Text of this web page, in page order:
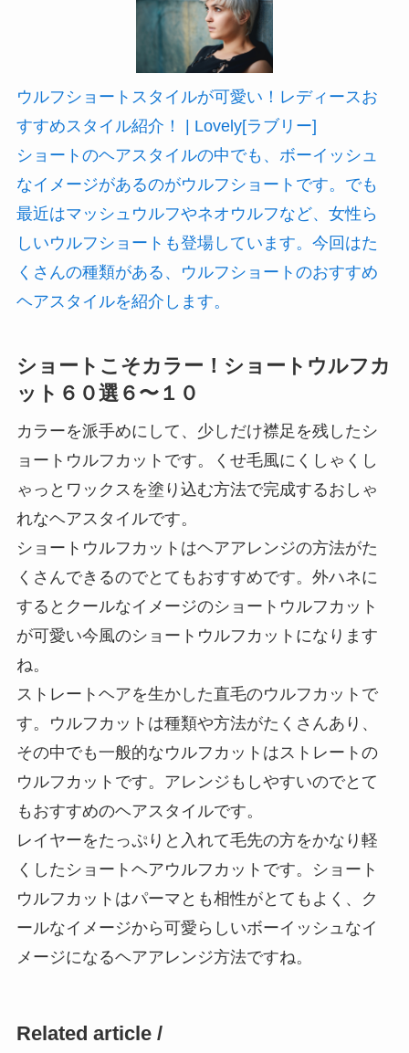
ウルフショートスタイルが可愛い！レディースお
すすめスタイル紹介！ | Lovely[ラブリー]
ショートのヘアスタイルの中でも、ボーイッシュ
なイメージがあるのがウルフショートです。でも
最近はマッシュウルフやネオウルフなど、女性ら
しいウルフショートも登場しています。今回はた
くさんの種類がある、ウルフショートのおすすめ
ヘアスタイルを紹介します。
ショートこそカラー！ショートウルフカ
ット６０選６〜１０
カラーを派手めにして、少しだけ襟足を残したシ
ョートウルフカットです。くせ毛風にくしゃくし
ゃっとワックスを塗り込む方法で完成するおしゃ
れなヘアスタイルです。
ショートウルフカットはヘアアレンジの方法がた
くさんできるのでとてもおすすめです。外ハネに
するとクールなイメージのショートウルフカット
が可愛い今風のショートウルフカットになります
ね。
ストレートヘアを生かした直毛のウルフカットで
す。ウルフカットは種類や方法がたくさんあり、
その中でも一般的なウルフカットはストレートの
ウルフカットです。アレンジもしやすいのでとて
もおすすめのヘアスタイルです。
レイヤーをたっぷりと入れて毛先の方をかなり軽
くしたショートヘアウルフカットです。ショート
ウルフカットはパーマとも相性がとてもよく、ク
ールなイメージから可愛らしいボーイッシュなイ
メージになるヘアアレンジ方法ですね。
Related article /